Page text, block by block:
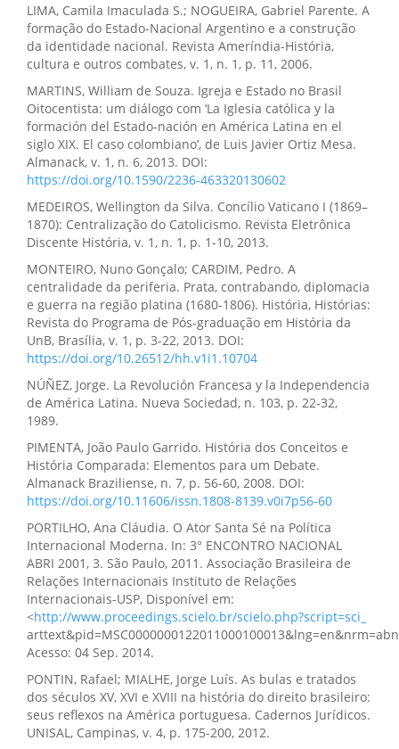
LIMA, Camila Imaculada S.; NOGUEIRA, Gabriel Parente. A
formação do Estado-Nacional Argentino e a construção
da identidade nacional. Revista Ameríndia-História,
cultura e outros combates, v. 1, n. 1, p. 11, 2006.
MARTINS, William de Souza. Igreja e Estado no Brasil
Oitocentista: um diálogo com ‘La Iglesia católica y la
formación del Estado-nación en América Latina en el
siglo XIX. El caso colombiano’, de Luis Javier Ortiz Mesa.
Almanack, v. 1, n. 6, 2013. DOI:
https://doi.org/10.1590/2236-463320130602
MEDEIROS, Wellington da Silva. Concílio Vaticano I (1869–
1870): Centralização do Catolicismo. Revista Eletrônica
Discente História, v. 1, n. 1, p. 1-10, 2013.
MONTEIRO, Nuno Gonçalo; CARDIM, Pedro. A
centralidade da periferia. Prata, contrabando, diplomacia
e guerra na região platina (1680-1806). História, Histórias:
Revista do Programa de Pós-graduação em História da
UnB, Brasília, v. 1, p. 3-22, 2013. DOI:
https://doi.org/10.26512/hh.v1i1.10704
NÚÑEZ, Jorge. La Revolución Francesa y la Independencia
de América Latina. Nueva Sociedad, n. 103, p. 22-32,
1989.
PIMENTA, João Paulo Garrido. História dos Conceitos e
História Comparada: Elementos para um Debate.
Almanack Braziliense, n. 7, p. 56-60, 2008. DOI:
https://doi.org/10.11606/issn.1808-8139.v0i7p56-60
PORTILHO, Ana Cláudia. O Ator Santa Sé na Política
Internacional Moderna. In: 3° ENCONTRO NACIONAL
ABRI 2001, 3. São Paulo, 2011. Associação Brasileira de
Relações Internacionais Instituto de Relações
Internacionais-USP, Disponível em:
<http://www.proceedings.scielo.br/scielo.php?script=sci_
Acesso: 04 Sep. 2014.
PONTIN, Rafael; MIALHE, Jorge Luís. As bulas e tratados
dos séculos XV, XVI e XVIII na história do direito brasileiro:
seus reflexos na América portuguesa. Cadernos Jurídicos.
UNISAL, Campinas, v. 4, p. 175-200, 2012.